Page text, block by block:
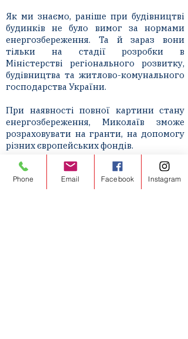
Як ми знаємо, раніше при будівництві
будинків не було вимог за нормами
енергозбереження. Та й зараз вони
тільки на стадії розробки в
Міністерстві регіонального розвитку,
будівництва та житлово-комунального
господарства України.
При наявності повної картини стану
енергозбереження, Миколаїв зможе
розраховувати на гранти, на допомогу
різних європейських фондів.
Адже для утеплення одного двох-
підіздного дев'ятиповерхового будинку
необхідна сума від чотирьох до шести
Phone Email Facebook Instagram